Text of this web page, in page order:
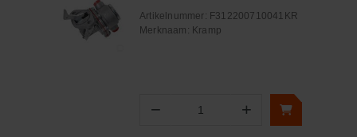
Artikelnummer: F312200710041KR
Merknaam: Kramp
− Aantal +